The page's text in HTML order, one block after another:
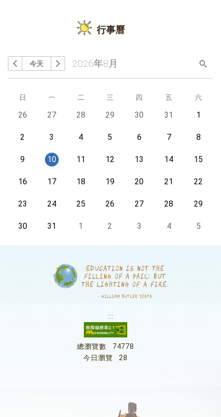
行事曆
上個月
今天
下個月
2026年8月
星期
日 星期
一 星期
二 星期
三 星期
四 星期
五 星期
六
今天
26 今天
27 今天
28 今天
29 今天
30 今天
31 今天
1
今天
2 今天
3 今天
4 今天
5 今天
6 今天
7 今天
8
今天
9 今天
10 今天
11 今天
12 今天
13 今天
14 今天
15
今天
16 今天
17 今天
18 今天
19 今天
20 今天
21 今天
22
今天
23 今天
24 今天
25 今天
26 今天
27 今天
28 今天
29
今天
30 今天
31 今天
1 今天
2 今天
3 今天
4 今天
5
:::
總瀏覽數
74778
今日瀏覽
28